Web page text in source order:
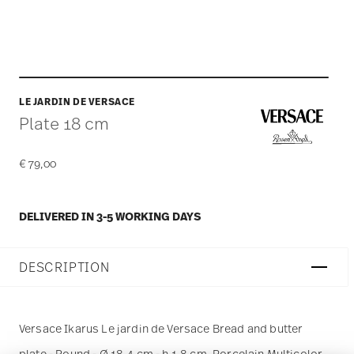
LE JARDIN DE VERSACE
Plate 18 cm
€ 79,00
DELIVERED IN 3-5 WORKING DAYS
DESCRIPTION
Versace Ikarus Le jardin de Versace Bread and butter